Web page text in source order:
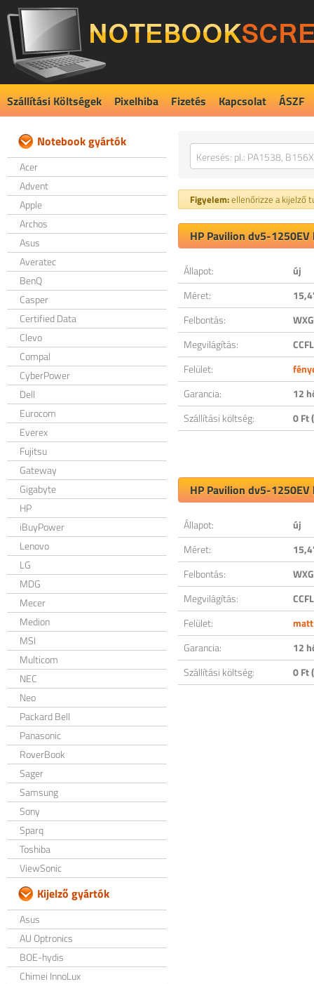
Szállítási Költségek Pixelhiba Fizetés Kapcsolat ÁSZF
Notebook gyártók
Acer
Advent
Apple
Archos
Asus
Averatec
BenQ
Casper
Certified Data
Clevo
Compal
CyberPower
Dell
Eurocom
Everex
Fujitsu
Gateway
Gigabyte
HP
iBuyPower
Lenovo
LG
MDG
Mecer
Medion
MSI
Multicom
NEC
Neo
Packard Bell
Panasonic
RoverBook
Sager
Samsung
Sony
Sparq
Toshiba
ViewSonic
Kijelző gyártók
Asus
AU Optronics
BOE-hydis
Chimei InnoLux
Figyelem:ellenőrizze a kijelző
HP Pavilion dv5-
Állapot:
új
Méret:
Felbontás:
Megvilágítás:
CCFL
Felület:
Garancia:
12
Szállítási költség:
0 Ft
HP Pavilion dv5-
Állapot:
új
Méret:
Felbontás:
Megvilágítás:
CCFL
Felület:
matt
Garancia:
12
Szállítási költség:
0 Ft